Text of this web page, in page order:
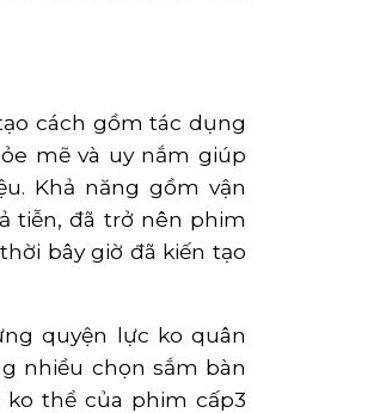
cách gồm tác dụng
mẽ và uy nắm giúp
Khả năng gồm vận
tiễn, đã trở nên phim
bây giờ đã kiến tạo
quyện lực ko quân
nhiều chọn sắm bàn
thể của phim cấp3